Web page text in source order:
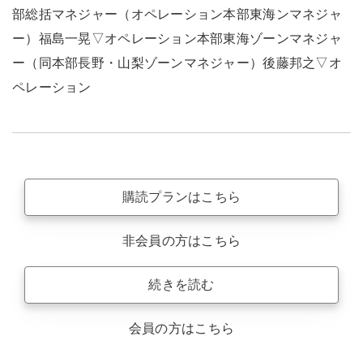
部総括マネジャー（オペレーション本部東海ンマネジャ
ー）福島一晃▽オペレーション本部東海ゾーンマネジャ
ー（同本部長野・山梨ゾーンマネジャー）後藤邦之▽オ
ペレーション
購読プランはこちら
非会員の方はこちら
続きを読む
会員の方はこちら